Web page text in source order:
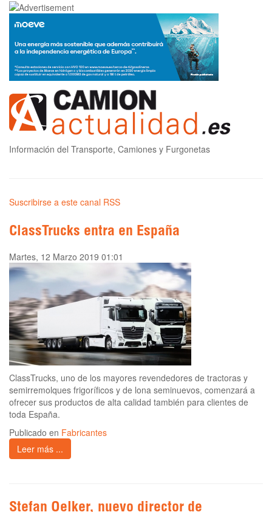
Información del Transporte, Camiones y Furgonetas
Suscribirse a este canal RSS
ClassTrucks entra en España
Martes, 12 Marzo 2019 01:01
ClassTrucks, uno de los mayores revendedores de tractoras y
semirremolques frigoríficos y de lona seminuevos, comenzará a
ofrecer sus productos de alta calidad también para clientes de
toda España.
Publicado en Fabricantes
Leer más ...
Stefan Oelker, nuevo director de